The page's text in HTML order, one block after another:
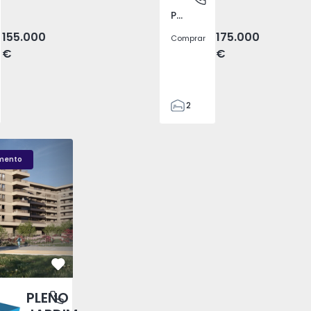
155.000
€
Pego, Abrantes
Comprar
175.000
€
2
JARDIM - 3
Porto
Favorito
PLENO